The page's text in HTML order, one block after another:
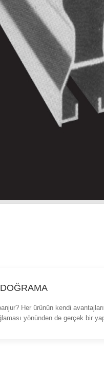
Her ürünün kendi
yönünden de gerçek bir